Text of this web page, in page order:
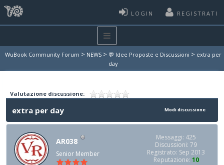
LOGIN REGISTRATI
WuBook Community Forum > NEWS > 💬 Idee Proposte e Discussioni > extra per
day
Valutazione discussione:
Modi discussione
extra per day
AR038
Senior Member
Messaggi: 425
Discussioni: 79
Registrato: Sep 2013
Reputazione: 10